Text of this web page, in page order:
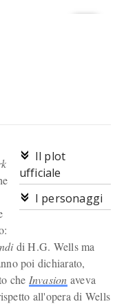
Il plot
ufficiale
I personaggi
di H.G. Wells ma
poi dichiarato,
che Invasion aveva
all'opera di Wells